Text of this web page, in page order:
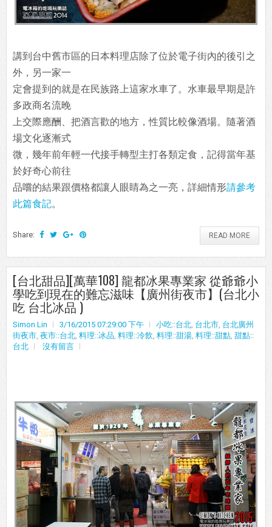
講到台中舊市區的日本料理店除了位於電子街內的後引之
外，另一家一
定會提到的就是在民族路上這家水車了。水車最早期是許
多政商名流晚
上交際應酬、把酒言歡的地方，性質比較像酒場。隨著酒
場文化逐漸式
微，幾年前年輕一代接手轉型主打各類定食，記得當年基
於好奇心前往
品嚐的結果跟價格都讓人眼睛為之一亮，詳細情形請參考
此篇食記。
Share: READ MORE
[台北甜品][萬華108] 龍都冰果專業家 從爺爺小
學吃到現在的難忘滋味【廣州街夜市】(台北小
吃 台北冰品 )
Simon Lin 3/16/2015 07:29:00 下午 小吃::台北 台北市 台北廣州
街夜市 夜市::台北 料理::冰品 料理::冷飲 料理::甜湯 料理::甜點 甜點::
台北
沒有留言